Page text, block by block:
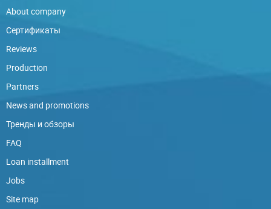
About company
Сертификаты
Reviews
Production
Partners
News and promotions
Тренды и обзоры
FAQ
Loan installment
Jobs
Site map